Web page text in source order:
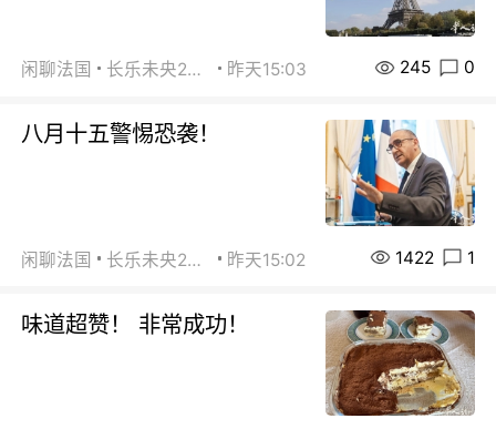
闲聊法国 长乐未央2015 昨天15:03 245 0
八月十五警惕恐袭！
闲聊法国 长乐未央2015 昨天15:02 1422 1
味道超赞！ 非常成功！